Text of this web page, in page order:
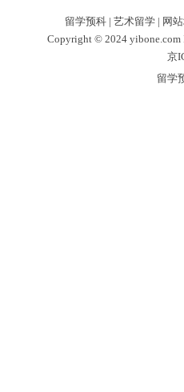
留学预科| 艺术留学| 网
Copyright © 2024 yibone.com
京
留学